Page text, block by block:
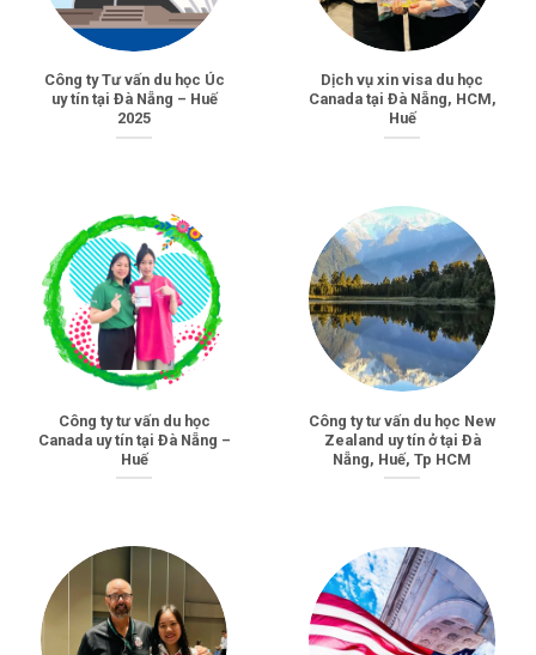
Công ty Tư vấn du học Úc
uy tín tại Đà Nẵng – Huế
2025
Dịch vụ xin visa du học
Canada tại Đà Nẵng, HCM,
Huế
Công ty tư vấn du học
Canada uy tín tại Đà Nẵng –
Huế
Công ty tư vấn du học New
Zealand uy tín ở tại Đà
Nẵng, Huế, Tp HCM